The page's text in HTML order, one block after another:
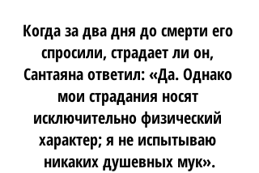
Когда за два дня до смерти его
спросили, страдает ли он,
Сантаяна ответил: «Да. Однако
мои страдания носят
исключительно физический
характер; я не испытываю
никаких душевных мук».